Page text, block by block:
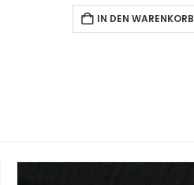
IN DEN WARENKORB